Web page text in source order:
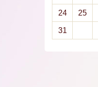
24 25
31